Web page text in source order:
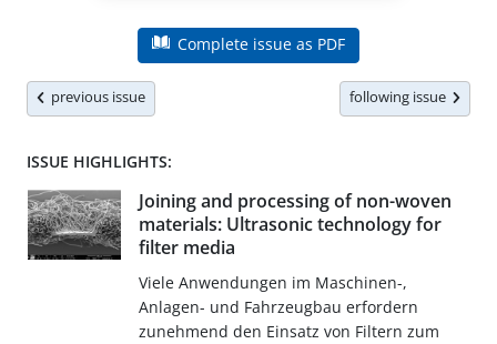
Complete issue as PDF
previous issue following issue
ISSUE HIGHLIGHTS:
Joining and processing of non-woven
materials: Ultrasonic technology for
filter media
Viele Anwendungen im Maschinen-,
Anlagen- und Fahrzeugbau erfordern
zunehmend den Einsatz von Filtern zum